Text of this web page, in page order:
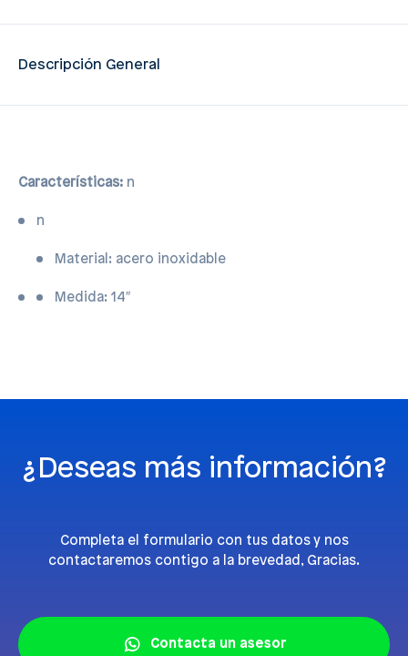
Descripción General
Características: n
n
Material: acero inoxidable
Medida: 14″
¿Deseas más información?
Completa el formulario con tus datos y nos
contactaremos contigo a la brevedad, Gracias.
Contacta un asesor